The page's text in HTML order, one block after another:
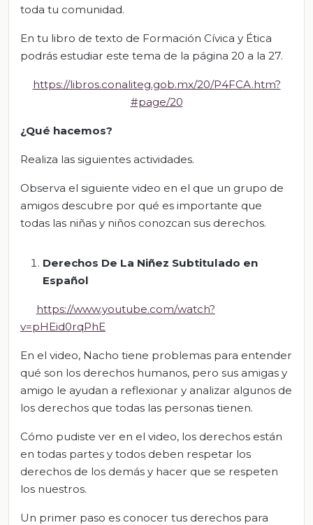
toda tu comunidad.
En tu libro de texto de Formación Cívica y Ética
podrás estudiar este tema de la página 20 a la 27.
https://libros.conaliteg.gob.mx/20/P4FCA.htm?
#page/20
¿Qué hacemos?
Realiza las siguientes actividades.
Observa el siguiente video en el que un grupo de
amigos descubre por qué es importante que
todas las niñas y niños conozcan sus derechos.
Derechos De La Niñez Subtitulado en
Español
https://www.youtube.com/watch?
v=pHEid0rqPhE
En el video, Nacho tiene problemas para entender
qué son los derechos humanos, pero sus amigas y
amigo le ayudan a reflexionar y analizar algunos de
los derechos que todas las personas tienen.
Cómo pudiste ver en el video, los derechos están
en todas partes y todos deben respetar los
derechos de los demás y hacer que se respeten
los nuestros.
Un primer paso es conocer tus derechos para